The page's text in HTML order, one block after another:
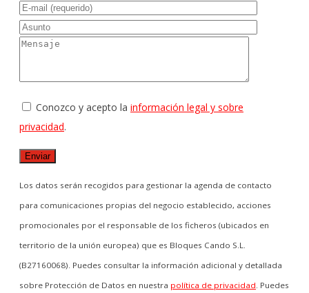
Conozco y acepto la información legal y sobre
privacidad.
Los datos serán recogidos para gestionar la agenda de contacto
para comunicaciones propias del negocio establecido, acciones
promocionales por el responsable de los ficheros (ubicados en
territorio de la unión europea) que es Bloques Cando S.L.
(B27160068). Puedes consultar la información adicional y detallada
sobre Protección de Datos en nuestra política de privacidad. Puedes